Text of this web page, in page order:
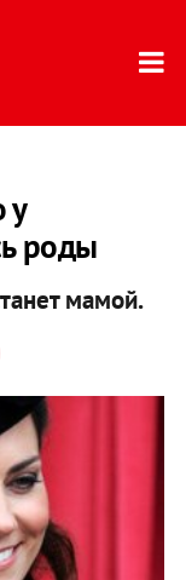
у
роды
мамой.